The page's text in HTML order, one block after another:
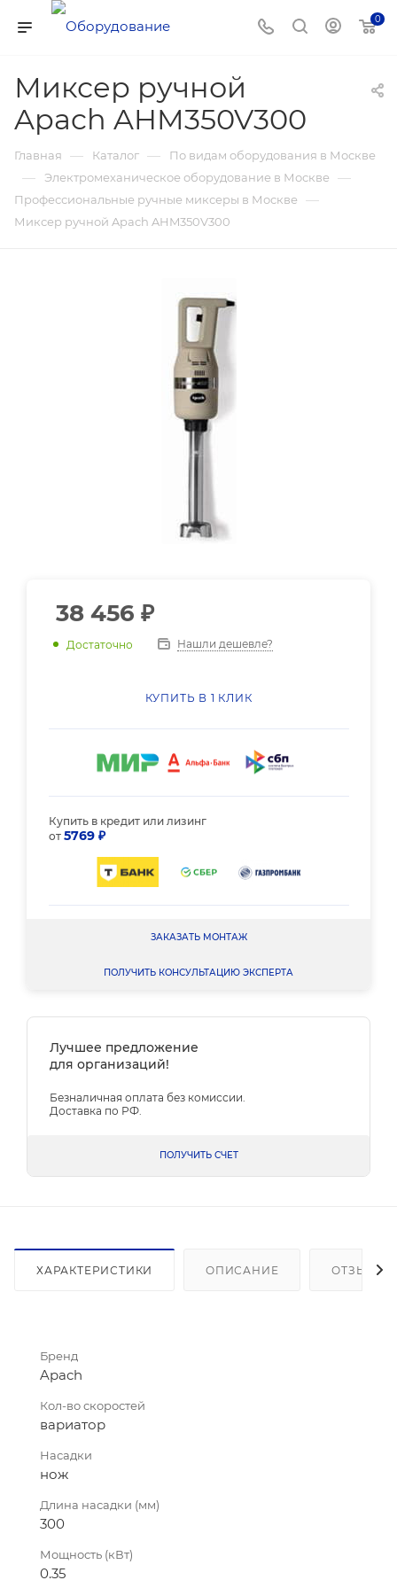
0
Миксер ручной
Apach AHM350V300
Главная — Каталог — По видам оборудования в Москве
— Электромеханическое оборудование в Москве —
Профессиональные ручные миксеры в Москве —
Миксер ручной Apach AHM350V300
38 456 ₽
Достаточно Нашли дешевле?
КУПИТЬ В 1 КЛИК
Купить в кредит или лизинг
от 5769 ₽
ЗАКАЗАТЬ МОНТАЖ
ПОЛУЧИТЬ КОНСУЛЬТАЦИЮ ЭКСПЕРТА
Лучшее предложение
для организаций!
Безналичная оплата без комиссии.
Доставка по РФ.
ПОЛУЧИТЬ СЧЕТ
ХАРАКТЕРИСТИКИ ОПИСАНИЕ ОТЗЫВЫ
Бренд
Apach
Кол-во скоростей
вариатор
Насадки
нож
Длина насадки (мм)
300
Мощность (кВт)
0.35